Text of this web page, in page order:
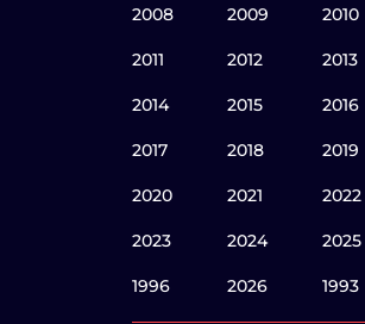
2008 2009 2010
2011 2012 2013
2014 2015 2016
2017 2018 2019
2020 2021 2022
2023 2024 2025
1996 2026 1993